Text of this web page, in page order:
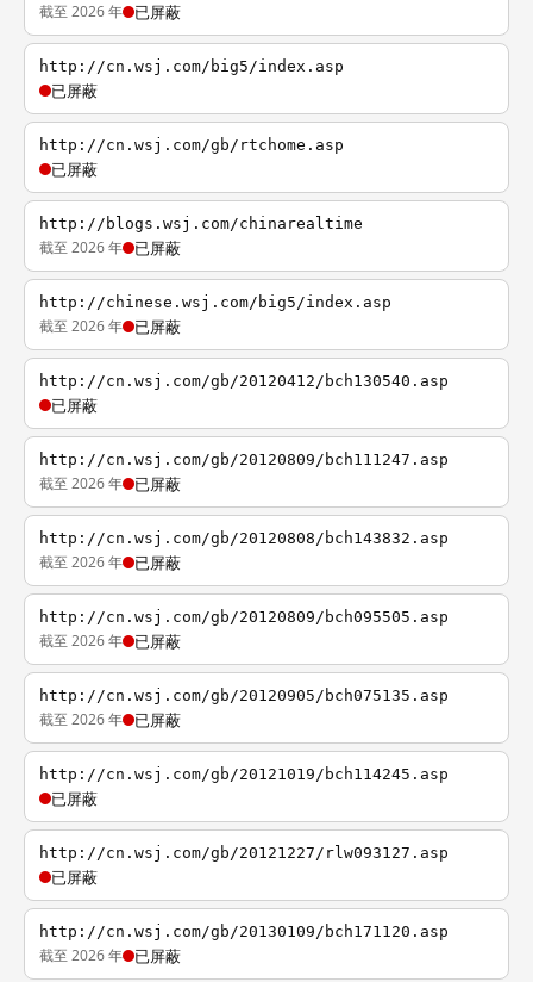
截至 2026 年 已屏蔽
http://cn.wsj.com/big5/index.asp
已屏蔽
http://cn.wsj.com/gb/rtchome.asp
已屏蔽
http://blogs.wsj.com/chinarealtime
截至 2026 年 已屏蔽
http://chinese.wsj.com/big5/index.asp
截至 2026 年 已屏蔽
http://cn.wsj.com/gb/20120412/bch130540.asp
已屏蔽
http://cn.wsj.com/gb/20120809/bch111247.asp
截至 2026 年 已屏蔽
http://cn.wsj.com/gb/20120808/bch143832.asp
截至 2026 年 已屏蔽
http://cn.wsj.com/gb/20120809/bch095505.asp
截至 2026 年 已屏蔽
http://cn.wsj.com/gb/20120905/bch075135.asp
截至 2026 年 已屏蔽
http://cn.wsj.com/gb/20121019/bch114245.asp
已屏蔽
http://cn.wsj.com/gb/20121227/rlw093127.asp
已屏蔽
http://cn.wsj.com/gb/20130109/bch171120.asp
截至 2026 年 已屏蔽